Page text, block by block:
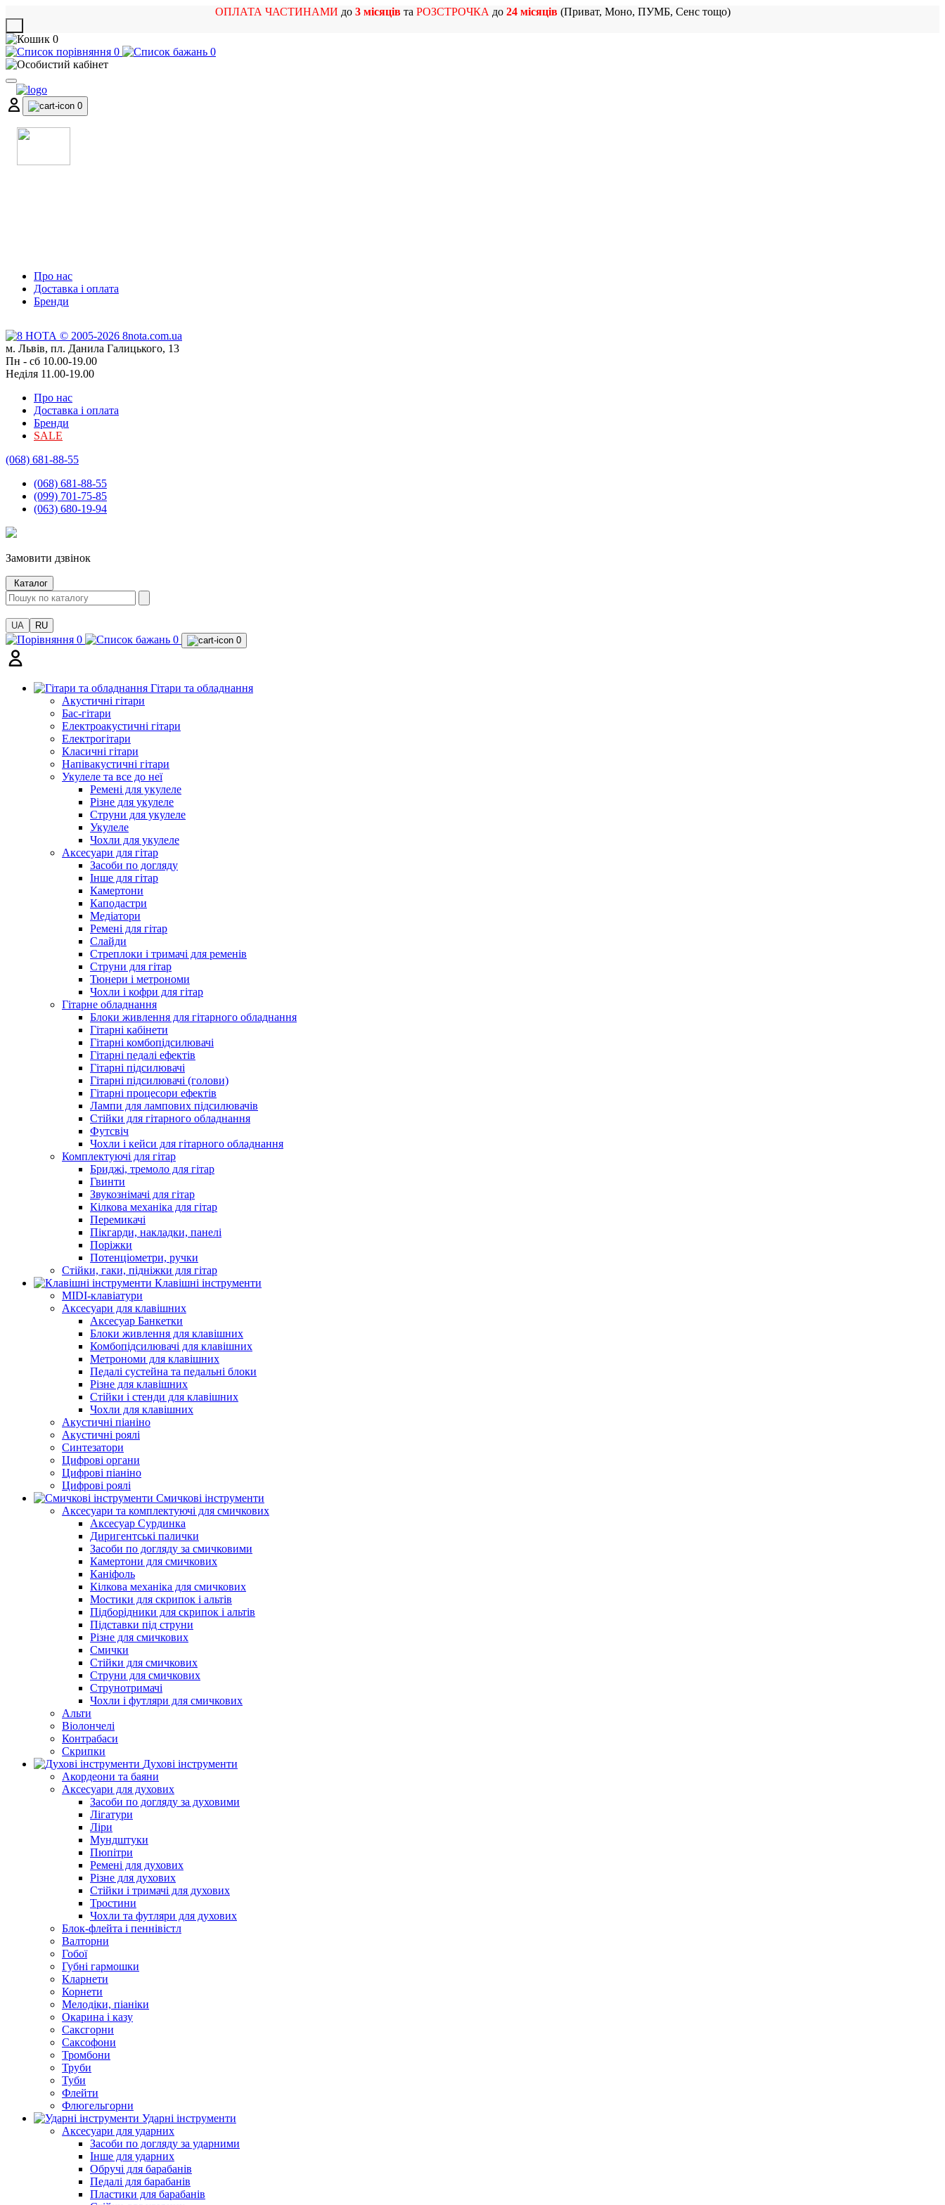
ОПЛАТА ЧАСТИНАМИ до 3 місяцівта РОЗСТРОЧКА до 24 місяців(Приват, Моно, ПУМБ, Сенс тощо)
0
0
0
0
Про нас
Доставка і оплата
Бренди
м. Львів, пл. Данила Галицького, 13
Пн - сб 10.00-19.00
Неділя 11.00-19.00
Про нас
Доставка і оплата
Бренди
SALE
(068) 681-88-55
(068) 681-88-55
(099) 701-75-85
(063) 680-19-94
Замовити дзвінок
Каталог
UA RU
0 0 0
Гітари та обладнання
Акустичні гітари
Бас-гітари
Електроакустичні гітари
Електрогітари
Класичні гітари
Напівакустичні гітари
Укулеле та все до неї
Ремені для укулеле
Різне для укулеле
Струни для укулеле
Укулеле
Чохли для укулеле
Аксесуари для гітар
Засоби по догляду
Інше для гітар
Камертони
Каподастри
Медіатори
Ремені для гітар
Слайди
Стреплоки і тримачі для ременів
Струни для гітар
Тюнери і метрономи
Чохли і кофри для гітар
Гітарне обладнання
Блоки живлення для гітарного обладнання
Гітарні кабінети
Гітарні комбопідсилювачі
Гітарні педалі ефектів
Гітарні підсилювачі
Гітарні підсилювачі (голови)
Гітарні процесори ефектів
Лампи для лампових підсилювачів
Стійки для гітарного обладнання
Футсвіч
Чохли і кейси для гітарного обладнання
Комплектуючі для гітар
Бриджі, тремоло для гітар
Гвинти
Звукознімачі для гітар
Кілкова механіка для гітар
Перемикачі
Пікгарди, накладки, панелі
Поріжки
Потенціометри, ручки
Стійки, гаки, підніжки для гітар
Клавішні інструменти
MIDI-клавіатури
Аксесуари для клавішних
Аксесуар Банкетки
Блоки живлення для клавішних
Комбопідсилювачі для клавішних
Метрономи для клавішних
Педалі сустейна та педальні блоки
Різне для клавішних
Стійки і стенди для клавішних
Чохли для клавішних
Акустичні піаніно
Акустичні роялі
Синтезатори
Цифрові органи
Цифрові піаніно
Цифрові роялі
Смичкові інструменти
Аксесуари та комплектуючі для смичкових
Аксесуар Сурдинка
Диригентські палички
Засоби по догляду за смичковими
Камертони для смичкових
Каніфоль
Кілкова механіка для смичкових
Мостики для скрипок і альтів
Підборiдники для скрипок і альтів
Підставки під струни
Різне для смичкових
Смички
Стійки для смичкових
Струни для смичкових
Струнотримачі
Чохли і футляри для смичкових
Альти
Віолончелі
Контрабаси
Скрипки
Духові інструменти
Акордеони та баяни
Аксесуари для духових
Засоби по догляду за духовими
Лігатури
Ліри
Мундштуки
Пюпітри
Ремені для духових
Різне для духових
Стійки і тримачі для духових
Тростини
Чохли та футляри для духових
Блок-флейта і пеннівістл
Валторни
Гобої
Губні гармошки
Кларнети
Корнети
Мелодіки, піаніки
Окарина і казу
Саксгорни
Саксофони
Тромбони
Труби
Туби
Флейти
Флюгельгорни
Ударні інструменти
Аксесуари для ударних
Засоби по догляду за ударними
Інше для ударних
Обручі для барабанів
Педалі для барабанів
Пластики для барабанів